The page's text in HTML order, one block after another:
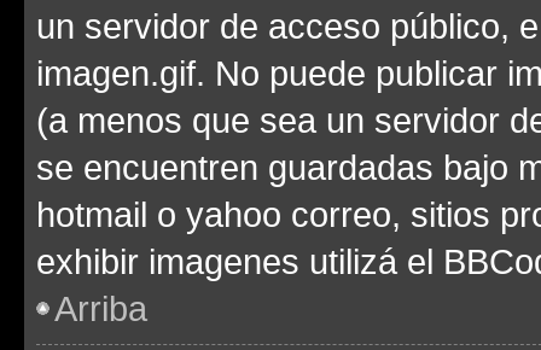
un servidor de acceso público,
imagen.gif. No puede publicar
(a menos que sea un servidor
se encuentren guardadas bajo
hotmail o yahoo correo, sitios
exhibir imagenes utilizá el
Arriba